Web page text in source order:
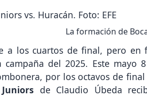
La formación de
a los cuartos de final, pero
del 2025. Este mayo
por los octavos de
de Claudio Úbeda